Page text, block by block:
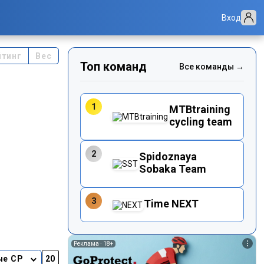
Вход
Вес
CP
Топ команд Все команды →
1
MTBtraining
cycling team
2
Spidoznaya
Sobaka Team
3 Time NEXT
Реклама · 18+